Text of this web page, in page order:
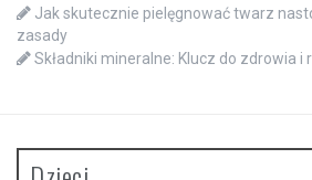
Jak skutecznie pielęgnować twarz
zasady
Składniki mineralne: Klucz do zdrowia